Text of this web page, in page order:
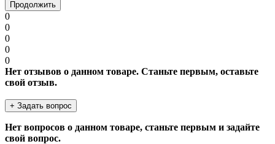
Продолжить
0
0
0
0
0
Нет отзывов о данном товаре. Станьте первым, оставьте
свой отзыв.
+ Задать вопрос
Нет вопросов о данном товаре, станьте первым и задайте
свой вопрос.